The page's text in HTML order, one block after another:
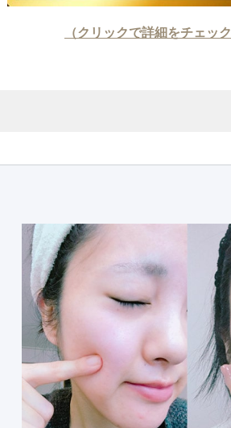
（クリックで詳細をチェッ